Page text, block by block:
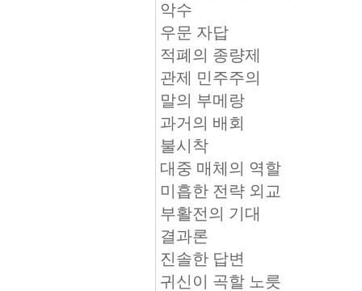
악수
우문 자답
적폐의 종량제
관제 민주주의
말의 부메랑
과거의 배회
불시착
대중 매체의 역할
미흡한 전략 외교
부활전의 기대
결과론
진솔한 답변
귀신이 곡할 노릇